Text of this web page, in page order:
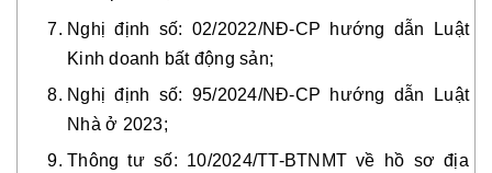
Nghị định số: 02/2022/NĐ-CP hướng dẫn Luật
Kinh doanh bất động sản;
Nghị định số: 95/2024/NĐ-CP hướng dẫn Luật
Nhà ở 2023;
Thông tư số: 10/2024/TT-BTNMT về hồ sơ địa